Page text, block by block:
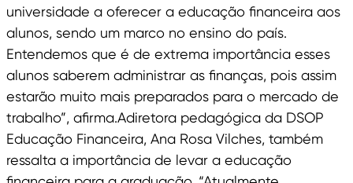
universidade a oferecer a educação financeira aos
alunos, sendo um marco no ensino do país.
Entendemos que é de extrema importância esses
alunos saberem administrar as finanças, pois assim
estarão muito mais preparados para o mercado de
trabalho”, afirma.Adiretora pedagógica da DSOP
Educação Financeira, Ana Rosa Vilches, também
ressalta a importância de levar a educação